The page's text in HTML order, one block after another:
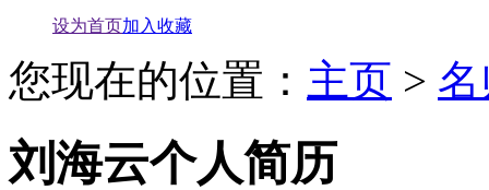
您现在的位置： 主页 >
刘海云个人简历